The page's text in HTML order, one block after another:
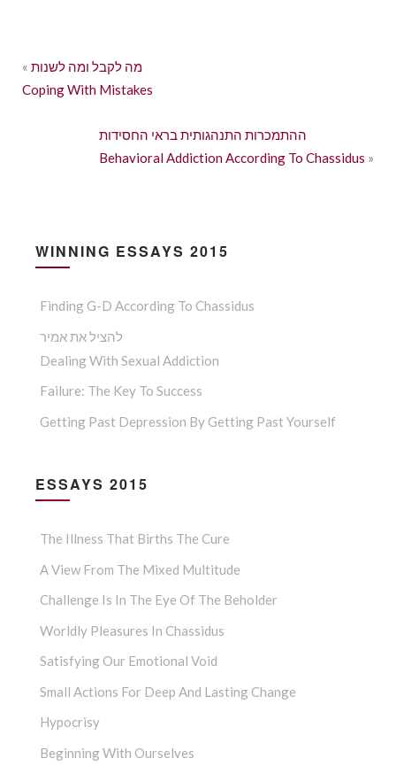
« מה לקבל ומה לשנות
Coping With Mistakes
ההתמכרות התנהגותית בראי החסידות
Behavioral Addiction According To Chassidus »
WINNING ESSAYS 2015
Finding G-D According To Chassidus
להציל את אמיר
Dealing With Sexual Addiction
Failure: The Key To Success
Getting Past Depression By Getting Past Yourself
ESSAYS 2015
The Illness That Births The Cure
A View From The Mixed Multitude
Challenge Is In The Eye Of The Beholder
Worldly Pleasures In Chassidus
Satisfying Our Emotional Void
Small Actions For Deep And Lasting Change
Hypocrisy
Beginning With Ourselves